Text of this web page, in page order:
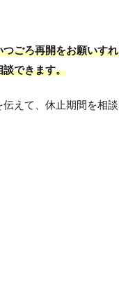
ごろ再開をお願いす
談できます。
えて、休止期間を相